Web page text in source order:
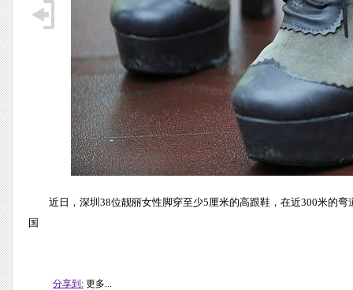
近日，深圳38位靓丽女性脚穿至少5厘米的高跟鞋，在近300米的
国
分享到: 更多...